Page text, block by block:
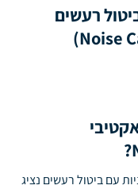
רעשים
עם ביטול רעשים נציג